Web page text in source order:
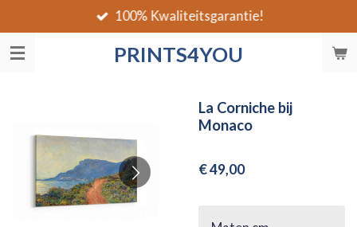
direct
naar
PRINTS4YOU
100% Kwaliteitsgarantie!
La Corniche bij
Monaco
€ 49,00